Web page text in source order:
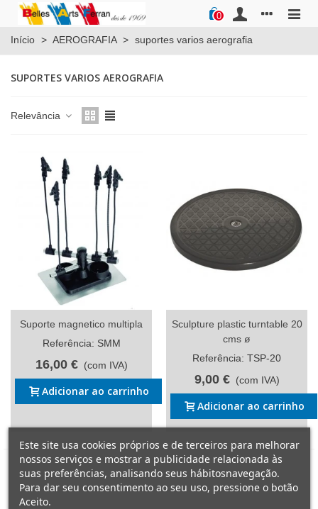
0
Início > AEROGRAFIA > suportes varios aerografia
SUPORTES VARIOS AEROGRAFIA
Relevância
Suporte magnetico multipla
Referência: SMM
16,00 € (com IVA)
Adicionar ao carrinho
Sculpture plastic turntable 20
cms ø
Referência: TSP-20
9,00 € (com IVA)
Adicionar ao carrinho
Este site usa cookies próprios e de terceiros para melhorar
nossos serviços e mostrar a publicidade relacionada às
suas preferências, analisando seus hábitosnavegação.
Para dar seu consentimento ao seu uso, pressione o botão
Aceito.